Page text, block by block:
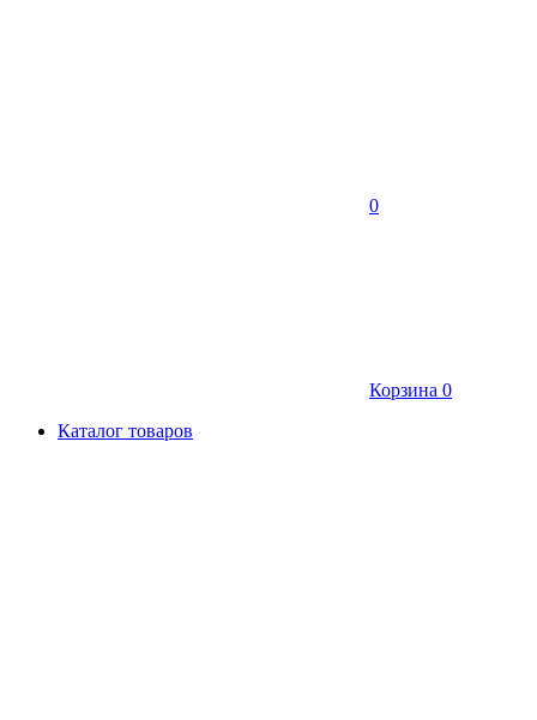
0
Корзина 0
Каталог товаров